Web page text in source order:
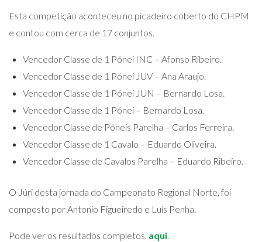
Esta competição aconteceu no picadeiro coberto do CHPM
e contou com cerca de 17 conjuntos.
Vencedor Classe de 1 Pónei INC – Afonso Ribeiro.
Vencedor Classe de 1 Pónei JUV – Ana Araujo.
Vencedor Classe de 1 Pónei JUN – Bernardo Losa.
Vencedor Classe de 1 Pónei – Bernardo Losa.
Vencedor Classe de Póneis Parelha – Carlos Ferreira.
Vencedor Classe de 1 Cavalo – Eduardo Oliveira.
Vencedor Classe de Cavalos Parelha – Eduardo Ribeiro.
O Júri desta jornada do Campeonato Regional Norte, foi
composto por Antonio Figueiredo e Luís Penha.
Pode ver os resultados completos, aqui.